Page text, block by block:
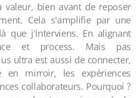
bien avant de reposer
Cela s'amplifie par une
que j'interviens. En alignant
et process. Mais pas
ultra est aussi de connecter,
en mirroir, les expériences
collaborateurs. Pourquoi ?